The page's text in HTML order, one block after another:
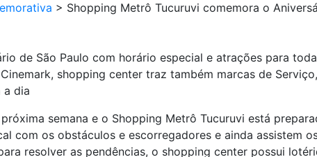
> Shopping Metrô Tucuruvi comemora o
de São Paulo com horário especial e atrações para
shopping center traz também marcas de
a dia
semana e o Shopping Metrô Tucuruvi está
com os obstáculos e escorregadores e ainda assistem
resolver as pendências, o shopping center possui